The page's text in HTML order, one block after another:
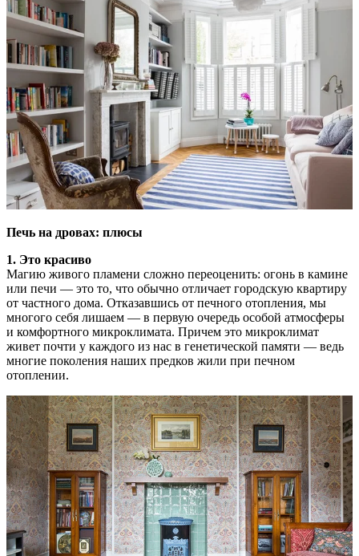
Печь на дровах: плюсы
1. Это красиво
Магию живого пламени сложно переоценить: огонь в камине
или печи — это то, что обычно отличает городскую квартиру
от частного дома. Отказавшись от печного отопления, мы
многого себя лишаем — в первую очередь особой атмосферы
и комфортного микроклимата. Причем это микроклимат
живет почти у каждого из нас в генетической памяти — ведь
многие поколения наших предков жили при печном
отоплении.